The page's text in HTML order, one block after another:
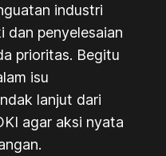
industri
dan penyelesaian
prioritas. Begitu
isu
lanjut dari
agar aksi nyata